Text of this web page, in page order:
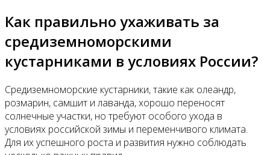
Как правильно ухаживать за
средиземноморскими
кустарниками в условиях России?
Средиземноморские кустарники, такие как олеандр,
розмарин, самшит и лаванда, хорошо переносят
солнечные участки, но требуют особого ухода в
условиях российской зимы и переменчивого климата.
Для их успешного роста и развития нужно соблюдать